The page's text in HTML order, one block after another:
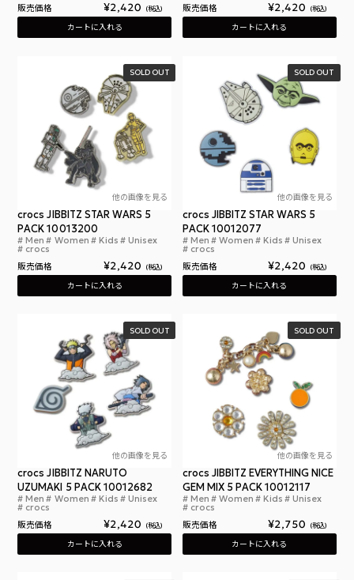
販売価格 ¥2,420 税込
カートに入れる
販売価格 ¥2,420 税込
カートに入れる
他の画像を見る
クロックス スターウォーズ ジビッツ 5 パック シ
crocs JIBBITZ STAR WARS 5
PACK 10013200
Men Women Kids Unisex
crocs
販売価格 ¥2,420 税込
SOLD OUT
カートに入れる
他の画像を見る
crocs JIBBITZ STAR WARS 5
PACK 10012077
Men Women Kids Unisex
crocs
販売価格 ¥2,420 税込
SOLD OUT
カートに入れる
他の画像を見る
クロックス ナルト うずまき 5 パック ナルト 疾風
crocs JIBBITZ NARUTO
UZUMAKI 5 PACK 10012682
Men Women Kids Unisex
crocs
販売価格 ¥2,420 税込
SOLD OUT
カートに入れる
他の画像を見る
crocs JIBBITZ EVERYTHING NICE
GEM MIX 5 PACK 10012117
Men Women Kids Unisex
crocs
販売価格 ¥2,750 税込
SOLD OUT
カートに入れる